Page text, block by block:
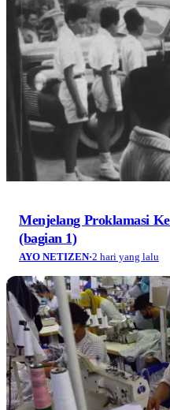
Menjelang Proklamasi
(bagian 1)
AYO NETIZEN·2 hari yang lalu